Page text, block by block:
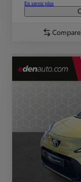
En savoir plus